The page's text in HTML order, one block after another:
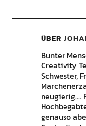
ÜBER
Bunter
Creativity
Schwester,
neugierig....
genauso